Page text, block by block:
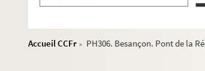
Accueil CCFr >
PH306. Besançon. Pont de la
PH285. MAUVILLIER, Emile.